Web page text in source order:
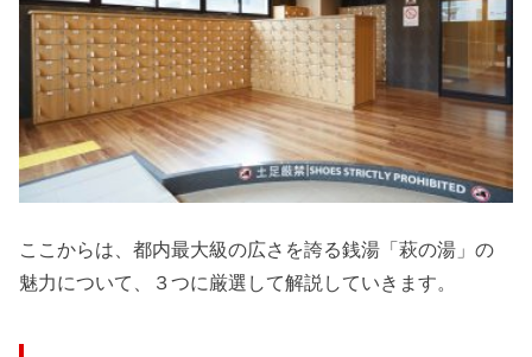
ここからは、都内最大級の広さを誇る銭湯「萩の湯」の
魅力について、３つに厳選して解説していきます。